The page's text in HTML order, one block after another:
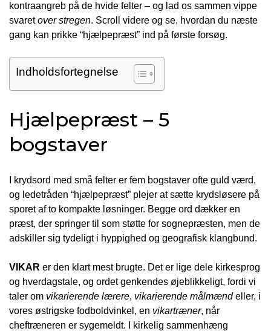
kontraangreb på de hvide felter – og lad os sammen vippe
svaretover stregen. Scroll videre og se, hvordan du næste
gang kan prikke “hjælpepræst” ind på første forsøg.
Indholdsfortegnelse
Hjælpepræst – 5
bogstaver
I krydsord med små felter er fem bogstaver ofte guld værd,
og ledetråden “hjælpepræst” plejer at sætte krydsløsere på
sporet af to kompakte løsninger. Begge ord dækker en
præst, der springer til som støtte for sognepræsten, men de
adskiller sig tydeligt i hyppighed og geografisk klangbund.
VIKAR er den klart mest brugte. Det er lige dele kirkesprog
og hverdagstale, og ordet genkendes øjeblikkeligt, fordi vi
taler om vikarierende lærere, vikarierende målmændeller, i
vores østrigske fodboldvinkel, en vikartræner, når
cheftræneren er sygemeldt. I kirkelig sammenhæng